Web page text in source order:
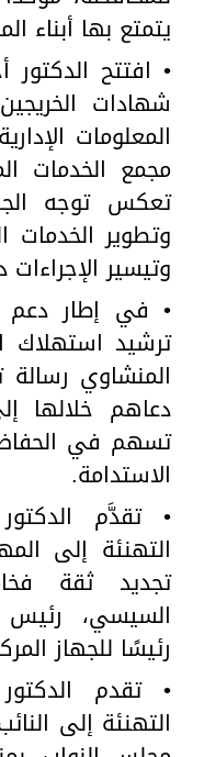
يتمتع بها أبناء
• افتتح
شهادات
مجمع الخدمات
تعكس توجه
وتطوير الخدمات
وتيسير
• في إطار دعم
ترشيد استهلاك
المنشاوي رسالة
دعاهم خلالها
تسهم في الحفاظ
الاستدامة.
• تقدَّم
التهنئة إلى
تجديد ثقة
السيسي، رئيس
رئيسًا للجهاز
• تقدم
التهنئة إلى